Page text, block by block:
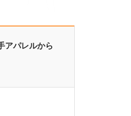
アパレルから